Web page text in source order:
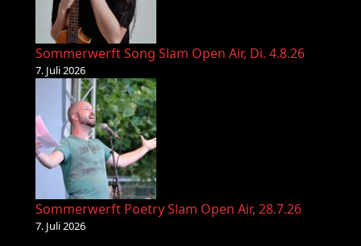
Sommerwerft Song Slam Open Air, Di. 4.8.26
7. Juli 2026
Sommerwerft Poetry Slam Open Air, 28.7.26
7. Juli 2026